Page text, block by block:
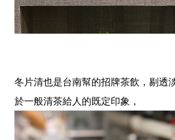
冬片清也是台南幫的招牌茶飲，剔透
於一般清茶給人的既定印象，